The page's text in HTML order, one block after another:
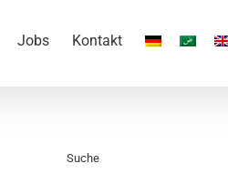
Jobs Kontakt
Suche